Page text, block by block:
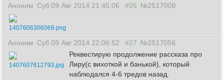
Аноним Суб 09 Авг 2014 21:45:06 #26 №2517008
1407606306069.png
Аноним Суб 09 Авг 2014 22:06:52 #27 №2517056
1407607612793.jpg
Реквестирую продолжение рассказа про
Лиру(с вихоткой и банькой), который
наблюдался 4-6 тредов назад.